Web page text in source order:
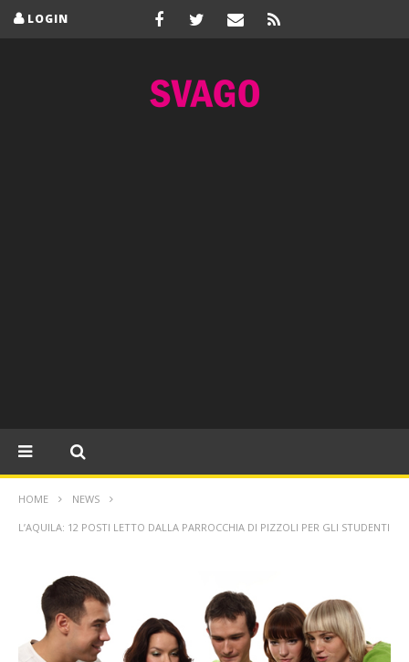
LOGIN
HOME NEWS
L’AQUILA: 12 POSTI LETTO DALLA PARROCCHIA DI PIZZOLI PER GLI STUDENTI